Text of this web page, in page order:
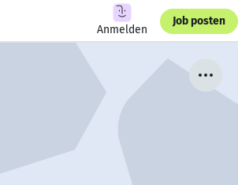
Anmelden
Job posten